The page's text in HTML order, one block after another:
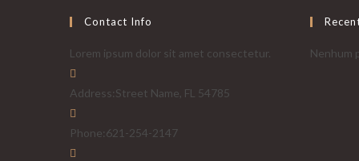
Contact Info
Lorem ipsum dolor sit amet consectetur.
Address:Street Name, FL 54785
Phone:621-254-2147
Nenhum